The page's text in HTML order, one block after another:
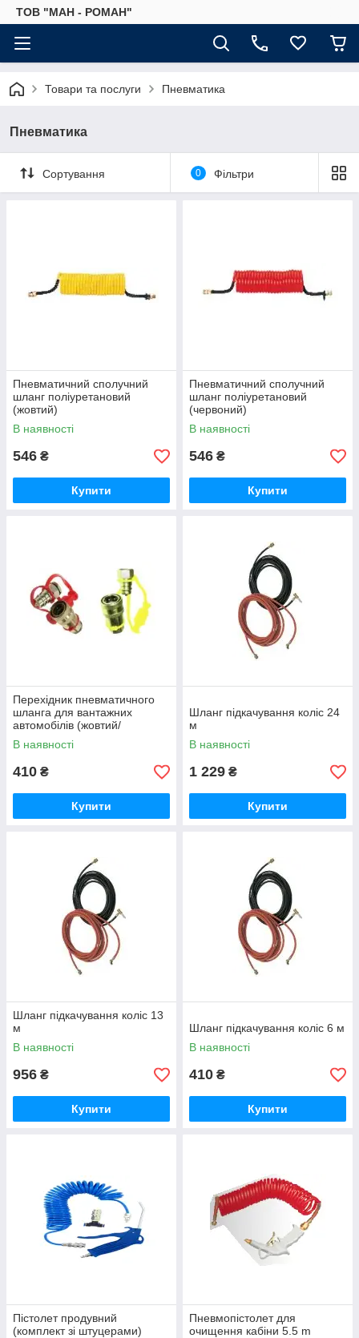
ТОВ "МАН - РОМАН"
Товари та послуги Пневматика
Пневматика
Сортування 0 Фільтри
Пневматичний сполучний
шланг поліуретановий
(жовтий)
В наявності
546 ₴
Купити
Пневматичний сполучний
шланг поліуретановий
(червоний)
В наявності
546 ₴
Купити
Перехідник пневматичного
шланга для вантажних
автомобілів (жовтий/
червоний)
В наявності
410 ₴
Купити
Шланг підкачування коліс 24
м
В наявності
1 229 ₴
Купити
Шланг підкачування коліс 13
м
В наявності
956 ₴
Купити
Шланг підкачування коліс 6 м
В наявності
410 ₴
Купити
Пістолет продувний
(комплект зі штуцерами)
Пневмопістолет для
очищення кабіни 5.5 m